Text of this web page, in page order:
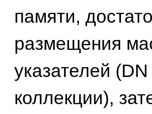
памяти,
размещения
указателей
коллекции),